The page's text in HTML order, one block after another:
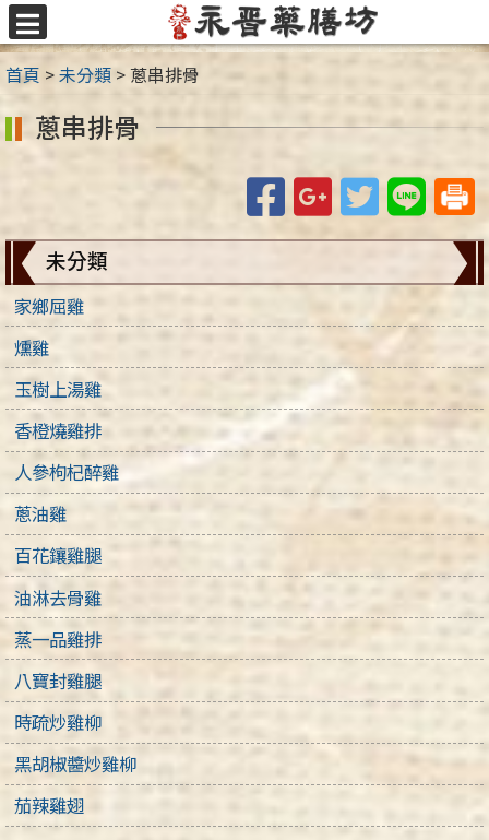
跳
至
主
要
內
容
首頁 >未分類 >蔥串排骨
未分類
家鄉屈雞
燻雞
玉樹上湯雞
香橙燒雞排
人參枸杞醉雞
蔥油雞
百花鑲雞腿
油淋去骨雞
蒸一品雞排
八寶封雞腿
時疏炒雞柳
黑胡椒醬炒雞柳
茄辣雞翅
蔥串排骨
FacebookGoogle+TwitterLine
選
單